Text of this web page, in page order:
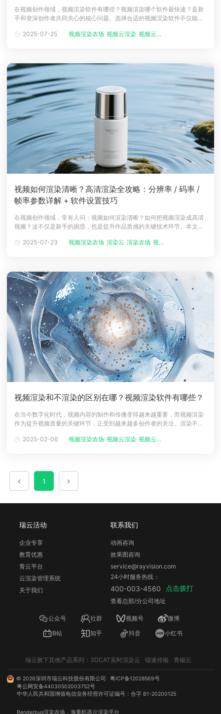
在视频创作领域，视频渲染软件有哪些？视频渲染哪个软件最快速？是新
手和资深创作者共同关心的核心问题。选择合适的视频渲染软件不仅能提
渲染软件的特点与速度表现，并结合云渲染技术，为你找到高效渲染的最
2025-07-25 视频渲染农场 视频云渲染 视频云渲染平...
视频如何渲染清晰？高清渲染全攻略：分辨率 / 码率 /
帧率参数详解 + 软件设置技巧
在视频创作领域，常有人问：视频如何渲染清晰？如何把视频渲染成高清
视频？这不仅是新手的困惑，也是提升作品质感的关键技术环节。本文将
染的核心技巧。一、视频渲染清晰的底层逻辑：参数设置是基础视频渲染
2025-07-23 视频渲染农场 渲染云 渲染农场 视频云渲染平...
视频渲染和不渲染的区别在哪？视频渲染软件有哪些？
在当今数字化时代，视频内容的制作和传播变得越来越重要，而视频渲染
作为提升视频质量的关键环节，正受到越来越多创作者的关注。渲染不仅
许多初入行的创作者可能对渲染与不渲染的区别还存在疑问，同时也在寻
2025-02-06 视频渲染农场 视频云渲染 视频云渲染平...
1
瑞云活动
企业专享
教育优惠
青云平台
云渲染管理系统
关于我们
联系我们
动画咨询
效果图咨询
service@rayvision.com
24小时服务热线：
400-003-4560 点击拨打
查看总部/分公司地址
公众号 社群 视频号
微博
B站
知乎 抖音 小红书
瑞云旗下其他产品系列： 3DCAT实时渲染云 镭速传输 青椒云
© 2026深圳市瑞云科技股份有限公司
粤ICP备12028569号
粤公网安备44030502003752号
中华人民共和国增值电信业务经营许可证编号：合字 B1-20200125
Renderbus渲染农场 ，海量机器云渲染平台